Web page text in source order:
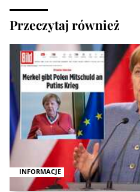
Przeczytaj również
INFORMACJE